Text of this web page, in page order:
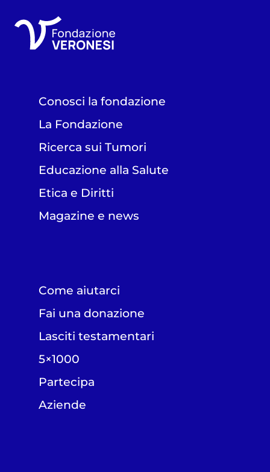
Conosci la fondazione
La Fondazione
Ricerca sui Tumori
Educazione alla Salute
Etica e Diritti
Magazine e news
Come aiutarci
Fai una donazione
Lasciti testamentari
5×1000
Partecipa
Aziende